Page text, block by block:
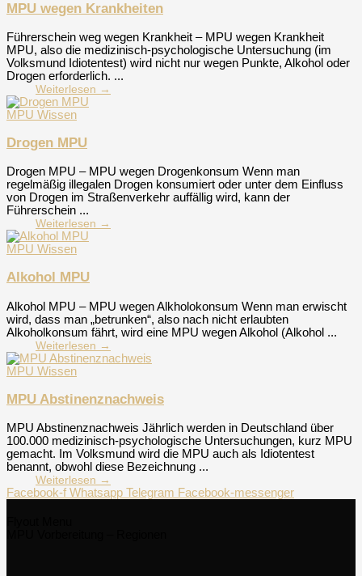
MPU wegen Krankheiten
Führerschein weg wegen Krankheit – MPU wegen Krankheit
MPU, also die medizinisch-psychologische Untersuchung (im
Volksmund Idiotentest) wird nicht nur wegen Punkte, Alkohol oder
Drogen erforderlich. ...
Weiterlesen →
MPU Wissen
Drogen MPU
Drogen MPU – MPU wegen Drogenkonsum Wenn man
regelmäßig illegalen Drogen konsumiert oder unter dem Einfluss
von Drogen im Straßenverkehr auffällig wird, kann der
Führerschein ...
Weiterlesen →
MPU Wissen
Alkohol MPU
Alkohol MPU – MPU wegen Alkholokonsum Wenn man erwischt
wird, dass man „betrunken“, also nach nicht erlaubten
Alkoholkonsum fährt, wird eine MPU wegen Alkohol (Alkohol ...
Weiterlesen →
MPU Wissen
MPU Abstinenznachweis
MPU Abstinenznachweis Jährlich werden in Deutschland über
100.000 medizinisch-psychologische Untersuchungen, kurz MPU
gemacht. Im Volksmund wird die MPU auch als Idiotentest
benannt, obwohl diese Bezeichnung ...
Weiterlesen →
Facebook-f Whatsapp Telegram Facebook-messenger